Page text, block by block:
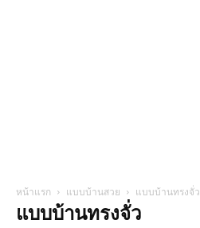
หน้าแรก แบบบ้านสวย แบบบ้านทรงจั่ว
แบบบ้านทรงจั่ว